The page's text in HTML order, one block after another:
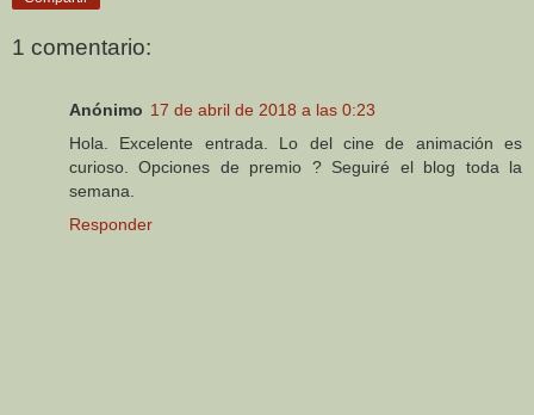
1 comentario:
Anónimo 17 de abril de 2018 a las 0:23
Hola. Excelente entrada. Lo del cine de animación es
curioso. Opciones de premio ? Seguiré el blog toda la
semana.
Responder